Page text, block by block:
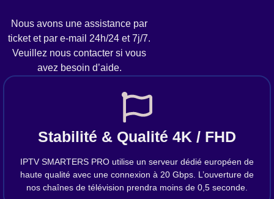
Nous avons une assistance par
ticket et par e-mail 24h/24 et 7j/7.
Veuillez nous contacter si vous
avez besoin d’aide.
Stabilité & Qualité 4K / FHD
IPTV SMARTERS PRO utilise un serveur dédié européen de
haute qualité avec une connexion à 20 Gbps. L’ouverture de
nos chaînes de télévision prendra moins de 0,5 seconde.